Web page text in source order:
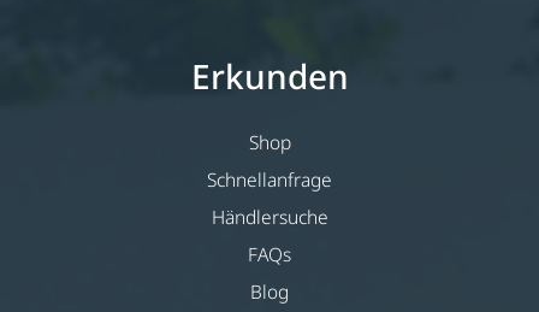
Erkunden
Shop
Schnellanfrage
Händlersuche
FAQs
Blog